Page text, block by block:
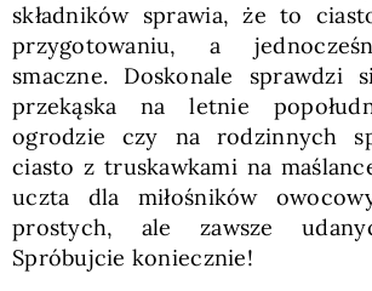
składników sprawia, że to
przygotowaniu, a
smaczne. Doskonale sprawdzi
przekąska na letnie
ogrodzie czy na rodzinnych
ciasto z truskawkami na
uczta dla miłośników
prostych, ale zawsze
Spróbujcie koniecznie!